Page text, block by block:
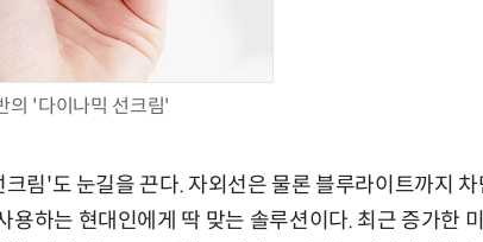
의 '다이나믹 선크림'
림'도 눈길을 끈다. 자외선은 물론 블루라이트까지 차
하는 현대인에게 딱 맞는 솔루션이다. 최근 증가한 미